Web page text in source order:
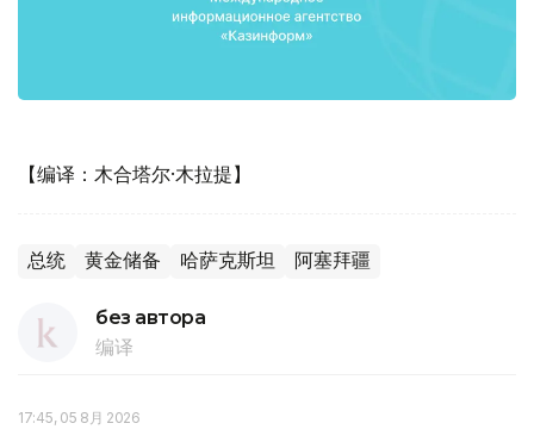
【编译：木合塔尔·木拉提】
总统 黄金储备 哈萨克斯坦 阿塞拜疆
без автора
编译
17:45, 05 8月 2026